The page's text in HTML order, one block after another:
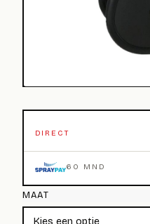
DIRECT
60 MND
MAAT